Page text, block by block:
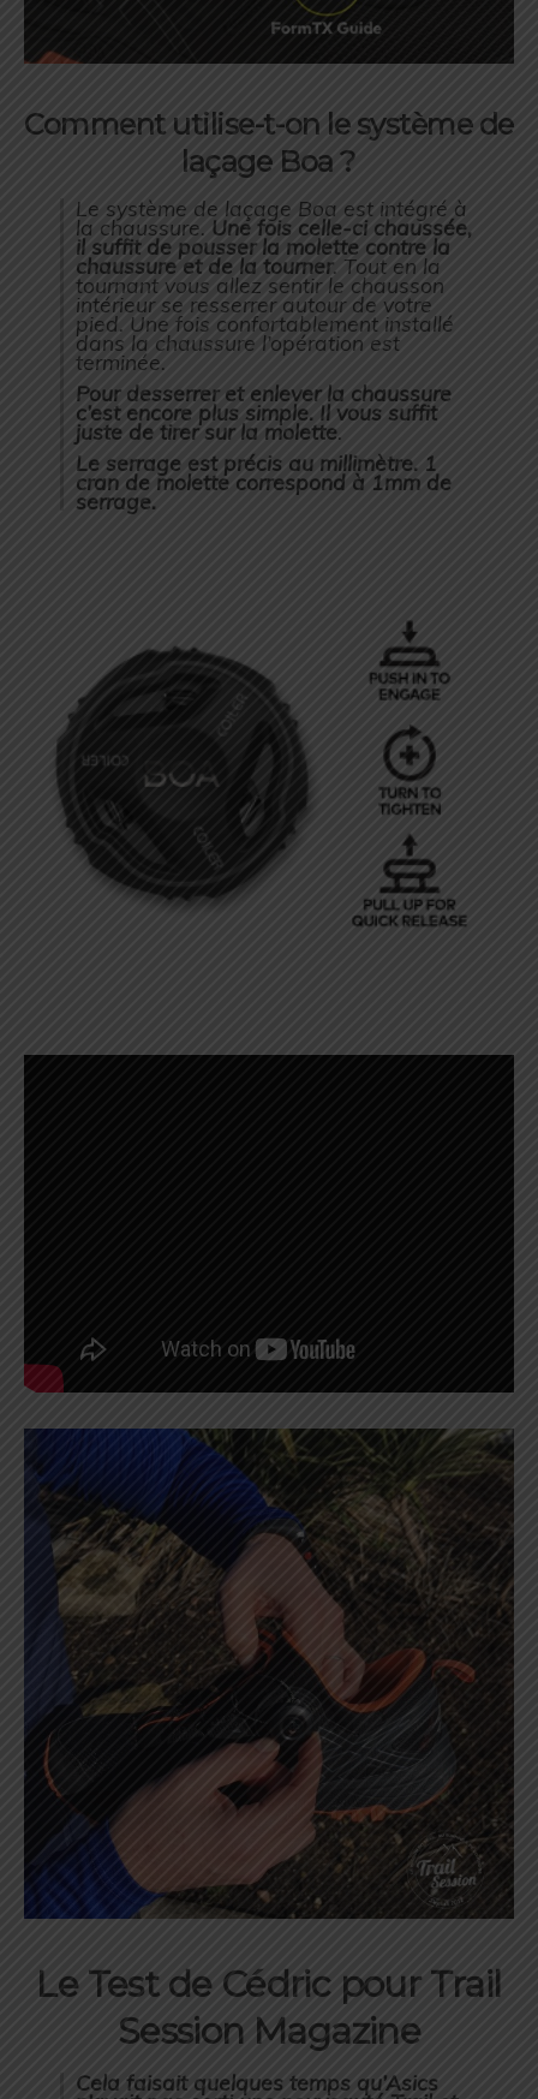
Comment utilise-t-on le système de
laçage Boa ?
Le système de laçage Boa est intégré à
la chaussure. Une fois celle-ci chaussée,
il suffit de pousser la molette contre la
chaussure et de la tourner. Tout en la
tournant vous allez sentir le chausson
intérieur se resserrer autour de votre
pied. Une fois confortablement installé
dans la chaussure l’opération est
terminée.
Pour desserrer et enlever la chaussure
c’est encore plus simple. Il vous suffit
juste de tirer sur la molette.
Le serrage est précis au millimètre. 1
cran de molette correspond à 1mm de
serrage.
Le Test de Cédric pour Trail
Session Magazine
Cela faisait quelques temps qu’Asics